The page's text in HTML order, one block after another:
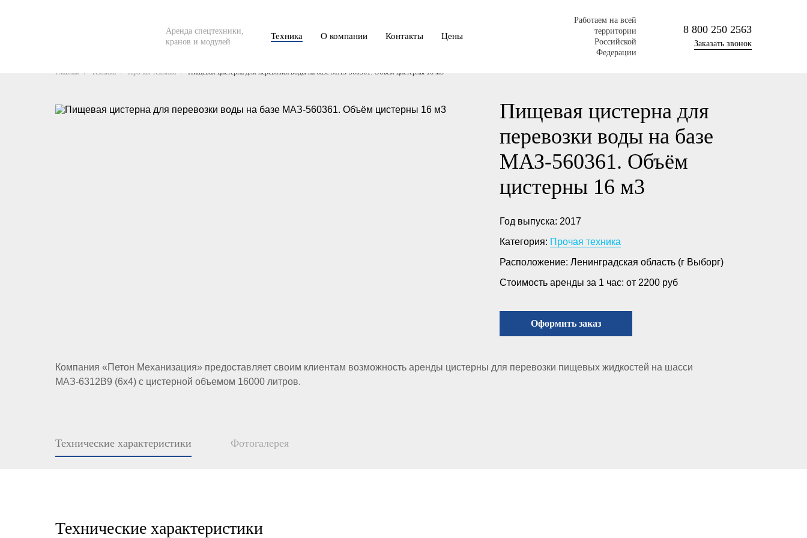
Аренда спецтехники,
кранов и модулей
Техника О компании Контакты Цены
Работаем на всей
территории
Российской
Федерации
8 800 250 2563
Заказать звонок
Главная Техника Прочая техника Пищевая цистерна для перевозки воды на базе МАЗ-560361. Объём цистерны 16 м3
Пищевая цистерна для
перевозки воды на базе
МАЗ-560361. Объём
цистерны 16 м3
Год выпуска: 2017
Категория: Прочая техника
Расположение: Ленинградская область (г Выборг)
Стоимость аренды за 1 час: от 2200 руб
Оформить заказ
Компания «Петон Механизация» предоставляет своим клиентам возможность аренды цистерны для перевозки пищевых жидкостей на шасси
МАЗ-6312В9 (6х4) с цистерной объемом 16000 литров.
Технические характеристики Фотогалерея
Технические характеристики